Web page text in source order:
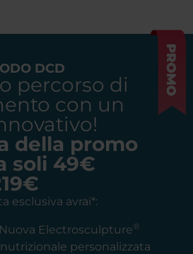
DCD
percorso di
con un
della promo
soli 49€
esclusiva avrai*:
Electrosculpture®
personalizzata